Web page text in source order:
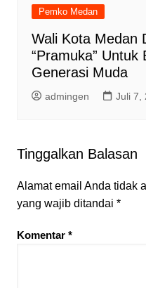
Pemko Medan
Wali Kota Medan
“Pramuka”
Generasi Muda
admingen Juli 7,
Tinggalkan Balasan
Alamat email Anda tidak
yang wajib ditandai *
Komentar *